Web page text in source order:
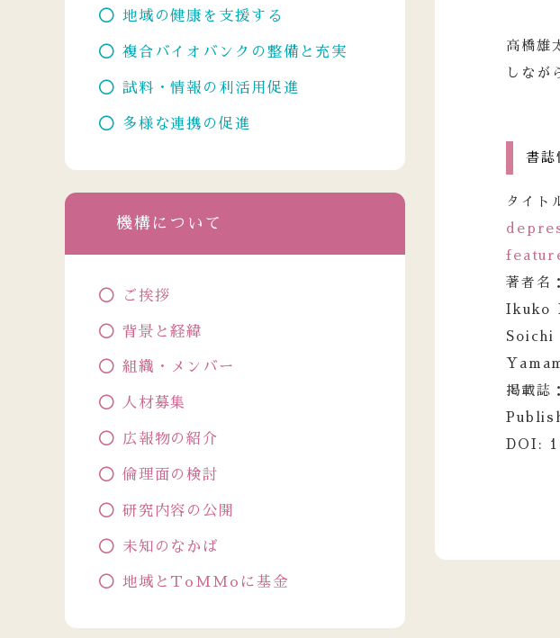
高橋雄
しなが
書誌
タイト
著者
Ikuko
Soichi
掲載誌：
DOI:
地域の健康を支援する
複合バイオバンクの整備と充実
試料・情報の利活用促進
多様な連携の促進
機構について
ご挨拶
背景と経緯
組織・メンバー
人材募集
広報物の紹介
倫理面の検討
研究内容の公開
未知のなかば
地域とToMMoに基金